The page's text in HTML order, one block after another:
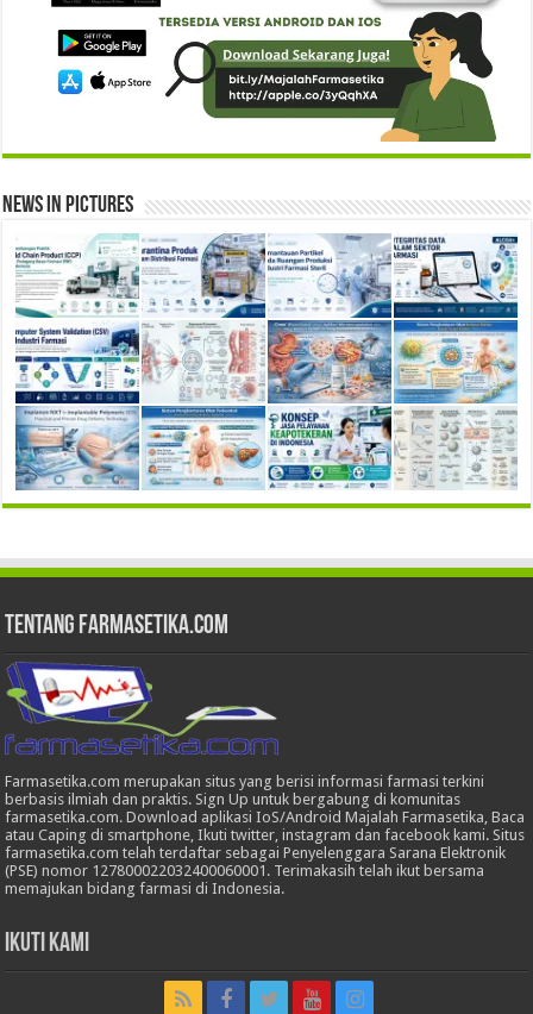
News in Pictures
Tentang Farmasetika.com
Farmasetika.com merupakan situs yang berisi informasi farmasi terkini
berbasis ilmiah dan praktis. Sign Up untuk bergabung di komunitas
farmasetika.com. Download aplikasi IoS/Android Majalah Farmasetika, Baca
atau Caping di smartphone, Ikuti twitter, instagram dan facebook kami. Situs
farmasetika.com telah terdaftar sebagai Penyelenggara Sarana Elektronik
(PSE) nomor 127800022032400060001. Terimakasih telah ikut bersama
memajukan bidang farmasi di Indonesia.
Ikuti Kami